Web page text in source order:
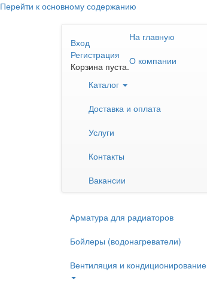
Перейти к основному содержанию
Вход
Регистрация
Корзина пуста.
На главную
О компании
Каталог
Доставка и оплата
Услуги
Контакты
Вакансии
Арматура для радиаторов
Бойлеры (водонагреватели)
Вентиляция и кондиционирование